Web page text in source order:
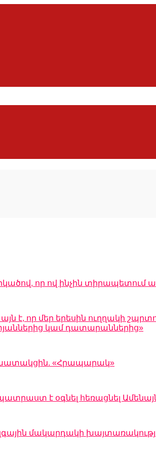
որ ով ինչին տիրապետում
որ մեր երեսին ուղղակի
կամ դատարաններից»
«Հրապարակ»
է օգնել հեռացնել
մակարդակի